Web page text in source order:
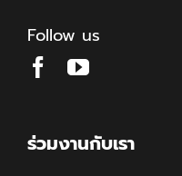
Follow us
ร่วมงานกับเรา